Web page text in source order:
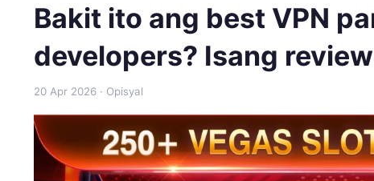
Bakit ito ang best VPN
developers? Isang
20 Apr 2026 · Opisyal